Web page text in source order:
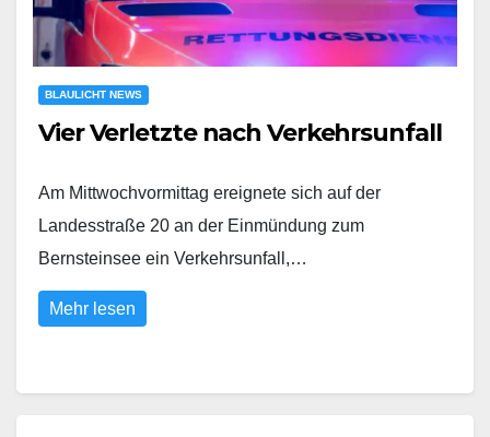
BLAULICHT NEWS
Vier Verletzte nach Verkehrsunfall
Am Mittwochvormittag ereignete sich auf der
Landesstraße 20 an der Einmündung zum
Bernsteinsee ein Verkehrsunfall,…
Mehr lesen